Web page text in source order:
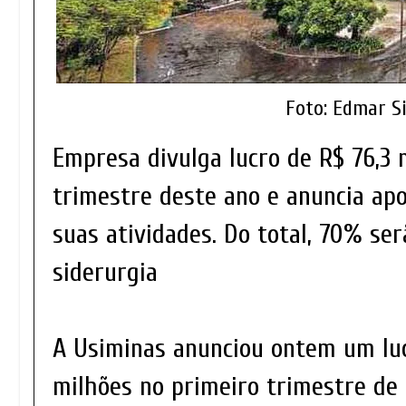
Foto: Edmar
Empresa divulga lucro de R$
trimestre deste ano e anuncia
suas atividades. Do total, 70%
siderurgia
A Usiminas anunciou ontem um
milhões no primeiro trimestre de